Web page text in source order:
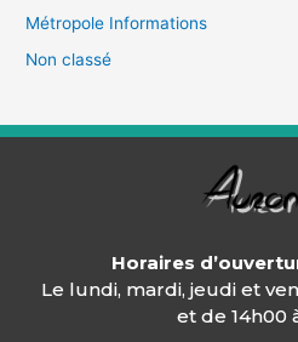
Métropole Informations
Non classé
Horaires
Le lundi, mardi, jeudi et
et de 14h00